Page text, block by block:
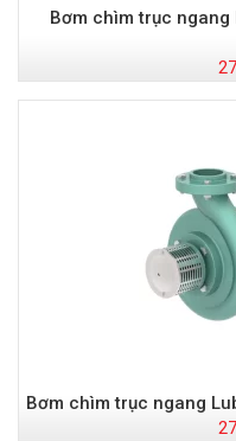
Bơm chìm trục ngang
Bơm chìm trục ngang